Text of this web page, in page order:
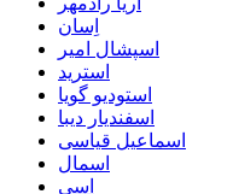
اِسان
اسپشال امیر
استرید
استودیو گویا
اسفندیار دیبا
اسماعیل قیاسی
اسمال
اسی